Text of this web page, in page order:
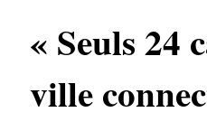
« Seuls 24
ville